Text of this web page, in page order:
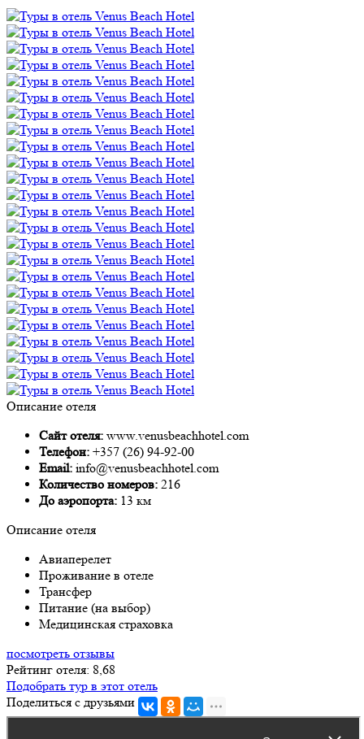
Описание отеля
Сайт отеля: www.venusbeachhotel.com
Телефон: +357 (26) 94-92-00
Email: info@venusbeachhotel.com
Количество номеров: 216
До аэропорта: 13 км
Описание отеля
Авиаперелет
Проживание в отеле
Трансфер
Питание (на выбор)
Медицинская страховка
посмотреть отзывы
Рейтинг отеля: 8,68
Подобрать тур в этот отель
Поделиться с друзьями